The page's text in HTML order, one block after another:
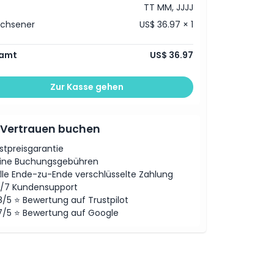
TT MM, JJJJ
US$ 36.97 × 1
US$ 36.97
Zur Kasse gehen
buchen
Buchungsgebühren
Ende-zu-Ende verschlüsselte Zahlung
7 Kundensupport
5 ⭐ Bewertung auf Trustpilot
5 ⭐ Bewertung auf Google